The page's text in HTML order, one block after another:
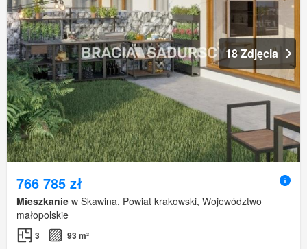
18 Zdjęcia
766 785 zł
Mieszkanie w Skawina, Powiat krakowski, Województwo
małopolskie
3 93 m²